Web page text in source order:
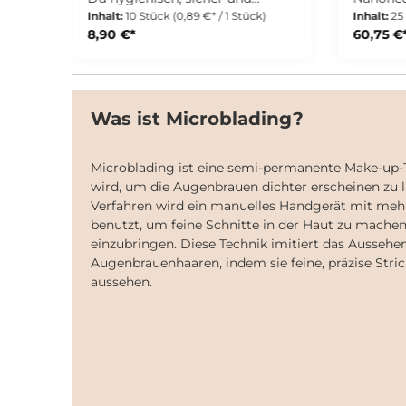
präzise bei ästhetischen
Behandlungen. Jede Nadel ist für
den einmaligen Gebrauch
maximale Hygiene sowie
Behandlungsqualität. Die
Einwegnadeln sind exakt auf den
abgestimmt. So erzielst Du
kontrollierte Anwendungen und
zuverlässige Ergebnisse bei
nicht-invasiven kosmetischen
Eingriffen. Das hochwertige
Material gewährleistet eine
präzise Leistung bei jeder
Anwendung. Ein unverzichtbares
Verbrauchsprodukt für
Inhalt:10 Stück (0,89 €* / 1 Stück)
8,90 €*
eignen
sorgen
verpackt Passend für
Pen Für professionelle
Inhalt:
60,75
Was ist Microblading?
Microblading ist eine semi-permanente Make-
wird, um die Augenbrauen dichter erscheinen zu
Verfahren wird ein manuelles Handgerät mit
benutzt, um feine Schnitte in der Haut zu
einzubringen. Diese Technik imitiert das
Augenbrauenhaaren, indem sie feine, präzise
aussehen.